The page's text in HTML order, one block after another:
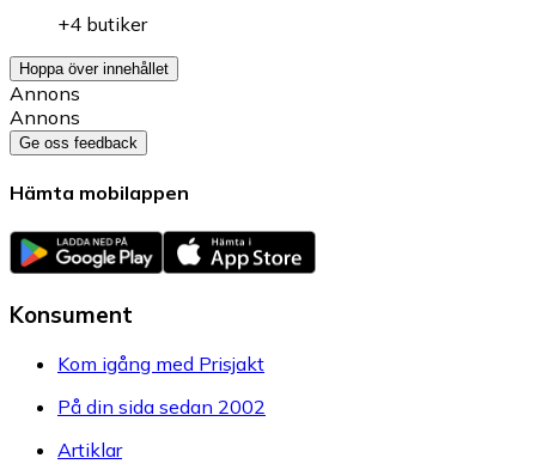
+4 butiker
Hoppa över innehållet
Annons
Annons
Ge oss feedback
Hämta mobilappen
Konsument
Kom igång med Prisjakt
På din sida sedan 2002
Artiklar